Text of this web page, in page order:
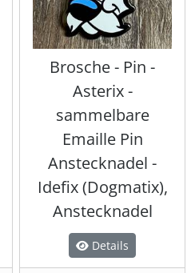
Brosche - Pin -
Asterix -
sammelbare
Emaille Pin
Anstecknadel -
Idefix (Dogmatix),
Anstecknadel
Details